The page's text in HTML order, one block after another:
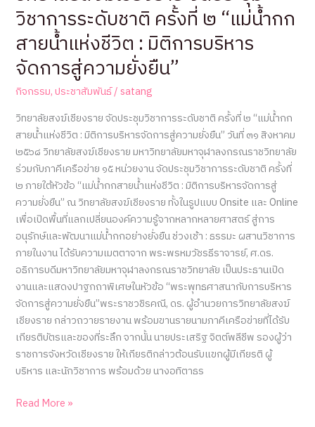
วิชาการระดับชาติ ครั้งที่ ๒ “แม่น้ำกก
สายน้ำแห่งชีวิต : มิติการบริหาร
จัดการสู่ความยั่งยืน”
กิจกรรม,ประชาสัมพันธ์/satang
วิทยาลัยสงฆ์เชียงราย จัดประชุมวิชาการระดับชาติ ครั้งที่ ๒ “แม่น้ำกก
สายน้ำแห่งชีวิต : มิติการบริหารจัดการสู่ความยั่งยืน” วันที่ ๓๑ สิงหาคม
๒๕๖๘ วิทยาลัยสงฆ์เชียงราย มหาวิทยาลัยมหาจุฬาลงกรณราชวิทยาลัย
ร่วมกับภาคีเครือข่าย ๑๕ หน่วยงาน จัดประชุมวิชาการระดับชาติ ครั้งที่
๒ ภายใต้หัวข้อ “แม่น้ำกกสายน้ำแห่งชีวิต : มิติการบริหารจัดการสู่
ความยั่งยืน” ณ วิทยาลัยสงฆ์เชียงราย ทั้งในรูปแบบ Onsite และ Online
เพื่อเปิดพื้นที่แลกเปลี่ยนองค์ความรู้จากหลากหลายศาสตร์ สู่การ
อนุรักษ์และพัฒนาแม่น้ำกกอย่างยั่งยืน ช่วงเช้า : ธรรมะ ผสานวิชาการ
ภายในงาน ได้รับความเมตตาจาก พระพรหมวัชรธีราจารย์, ศ.ดร.
อธิการบดีมหาวิทยาลัยมหาจุฬาลงกรณราชวิทยาลัย เป็นประธานเปิด
งานและแสดงปาฐกถาพิเศษในหัวข้อ “พระพุทธศาสนากับการบริหาร
จัดการสู่ความยั่งยืน”พระราชวชิรคณี, ดร. ผู้อำนวยการวิทยาลัยสงฆ์
เชียงราย กล่าวถวายรายงาน พร้อมขานรายนามภาคีเครือข่ายที่ได้รับ
เกียรติบัตรและของที่ระลึก จากนั้น นายประเสริฐ จิตต์พลีชีพ รองผู้ว่า
ราชการจังหวัดเชียงราย ให้เกียรติกล่าวต้อนรับแขกผู้มีเกียรติ ผู้
บริหาร และนักวิชาการ พร้อมด้วย นางอทิตาธร
วิทยาลัย
Read More »